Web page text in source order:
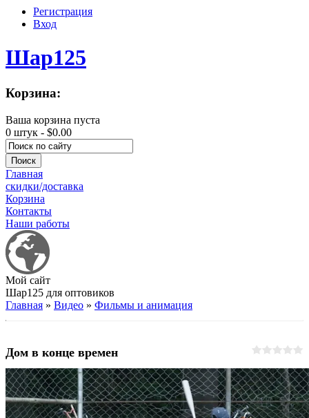
Регистрация
Вход
Шар125
Корзина:
Ваша корзина пуста
0 штук - $0.00
Главная
скидки/доставка
Корзина
Контакты
Наши работы
Мой сайт
Шар125 для оптовиков
Главная » Видео » Фильмы и анимация
Дом в конце времен